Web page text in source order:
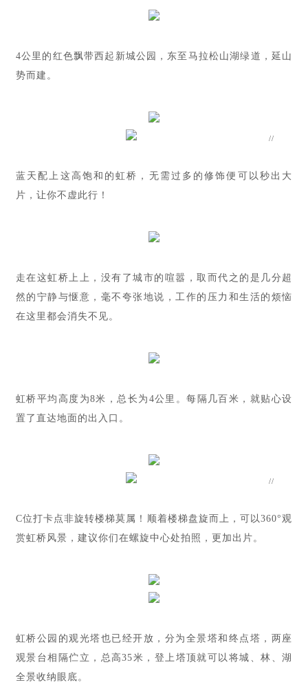
4公里的红色飘带西起新城公园，东至马拉松山湖绿道，延山
势而建。
//
蓝天配上这高饱和的虹桥，无需过多的修饰便可以秒出大
片，让你不虚此行！
走在这虹桥上上，没有了城市的喧嚣，取而代之的是几分超
然的宁静与惬意，毫不夸张地说，工作的压力和生活的烦恼
在这里都会消失不见。
虹桥平均高度为8米，总长为4公里。每隔几百米，就贴心设
置了直达地面的出入口。
//
C位打卡点非旋转楼梯莫属！顺着楼梯盘旋而上，可以360°观
赏虹桥风景，建议你们在螺旋中心处拍照，更加出片。
虹桥公园的观光塔也已经开放，分为全景塔和终点塔，两座
观景台相隔伫立，总高35米，登上塔顶就可以将城、林、湖
全景收纳眼底。